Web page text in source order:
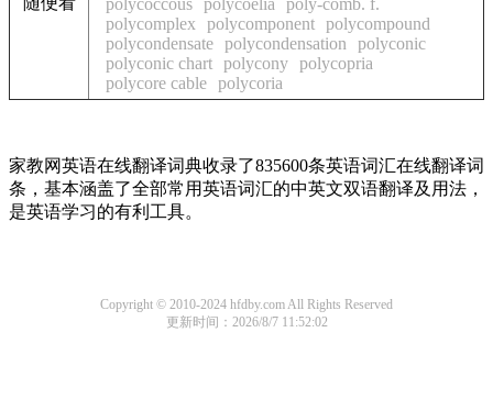
polycoccous polycoelia
poly-comb. f.
polycomplex
polycomponent polycompound
polycondensate polycondensation
polyconic
polyconic chart polycony polycopria
polycore cable polycoria
家教网英语在线翻译词典收录了835600条英语词汇在线翻译词
条，基本涵盖了全部常用英语词汇的中英文双语翻译及用法，
是英语学习的有利工具。
Copyright © 2010-2024 hfdby.com All Rights Reserved
更新时间：2026/8/7 11:52:02